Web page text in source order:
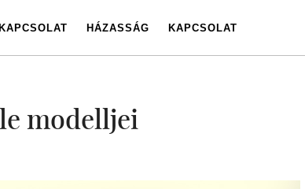
HÁZASSÁG KAPCSOLAT
modelljei